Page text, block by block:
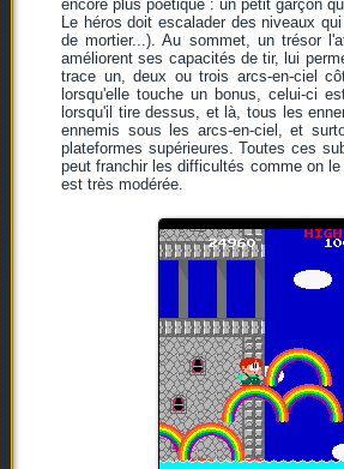
encore plus poétique : un petit garçon
Le héros doit escalader des niveaux
de mortier...). Au sommet, un trésor
améliorent ses capacités de tir, lui
trace un, deux ou trois arcs-en-ciel
lorsqu'elle touche un bonus, celui-ci
lorsqu'il tire dessus, et là, tous les
ennemis sous les arcs-en-ciel, et
plateformes supérieures. Toutes ces
peut franchir les difficultés comme on
est très modérée.